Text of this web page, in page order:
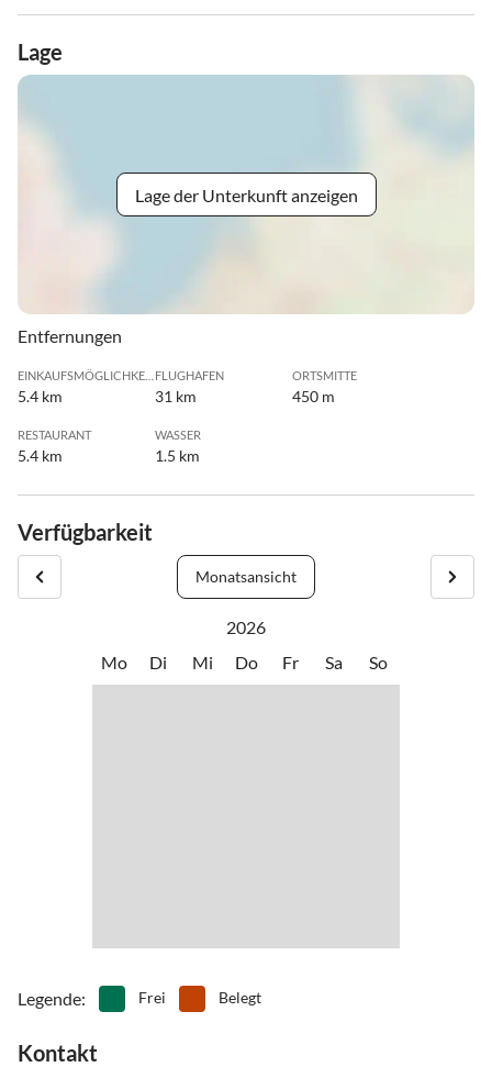
Lage
Lage der Unterkunft anzeigen
Entfernungen
5.4 km
FLUGHAFEN
31 km
ORTSMITTE
450 m
RESTAURANT
5.4 km
WASSER
1.5 km
Verfügbarkeit
Monatsansicht
2026
Mo
Di Mi Do Fr Sa So
Legende: Frei Belegt
Kontakt